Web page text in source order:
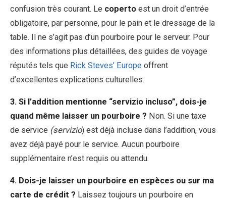
confusion très courant. Le coperto est un droit d’entrée
obligatoire, par personne, pour le pain et le dressage de la
table. Il ne s’agit pas d’un pourboire pour le serveur. Pour
des informations plus détaillées, des guides de voyage
réputés tels que Rick Steves’ Europe offrent
d’excellentes explications culturelles.
3. Si l’addition mentionne “servizio incluso”, dois-je
quand même laisser un pourboire ? Non. Si une taxe
de service (servizio) est déjà incluse dans l’addition, vous
avez déjà payé pour le service. Aucun pourboire
supplémentaire n’est requis ou attendu.
4. Dois-je laisser un pourboire en espèces ou sur ma
carte de crédit ? Laissez toujours un pourboire en